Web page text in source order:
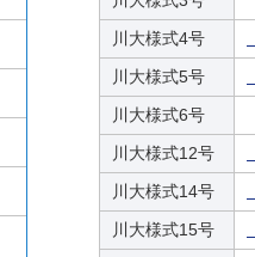
川大様式4号
川大様式5号
川大様式6号
川大様式12号
川大様式14号
川大様式15号